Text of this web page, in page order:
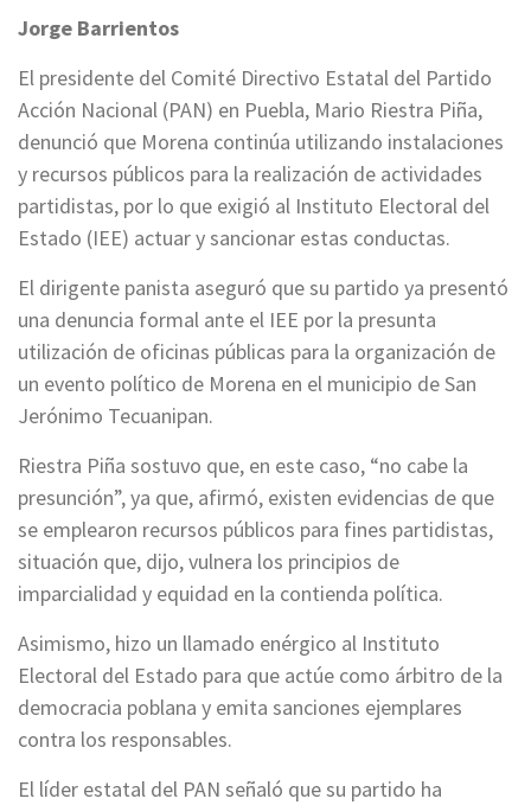
Jorge Barrientos
El presidente del Comité Directivo Estatal del Partido
Acción Nacional (PAN) en Puebla, Mario Riestra Piña,
denunció que Morena continúa utilizando instalaciones
y recursos públicos para la realización de actividades
partidistas, por lo que exigió al Instituto Electoral del
Estado (IEE) actuar y sancionar estas conductas.
El dirigente panista aseguró que su partido ya presentó
una denuncia formal ante el IEE por la presunta
utilización de oficinas públicas para la organización de
un evento político de Morena en el municipio de San
Jerónimo Tecuanipan.
Riestra Piña sostuvo que, en este caso, “no cabe la
presunción”, ya que, afirmó, existen evidencias de que
se emplearon recursos públicos para fines partidistas,
situación que, dijo, vulnera los principios de
imparcialidad y equidad en la contienda política.
Asimismo, hizo un llamado enérgico al Instituto
Electoral del Estado para que actúe como árbitro de la
democracia poblana y emita sanciones ejemplares
contra los responsables.
El líder estatal del PAN señaló que su partido ha